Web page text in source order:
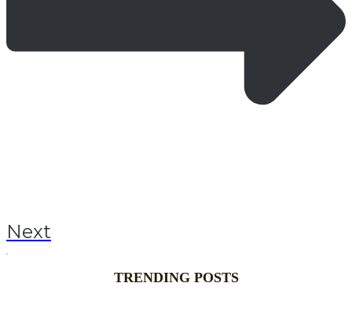
Next
TRENDING POSTS